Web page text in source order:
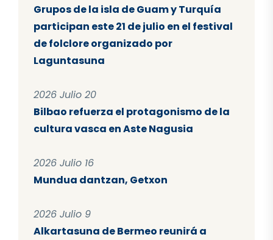
Grupos de la isla de Guam y Turquía
participan este 21 de julio en el festival
de folclore organizado por
Laguntasuna
2026 Julio 20
Bilbao refuerza el protagonismo de la
cultura vasca en Aste Nagusia
2026 Julio 16
Mundua dantzan, Getxon
2026 Julio 9
Alkartasuna de Bermeo reunirá a